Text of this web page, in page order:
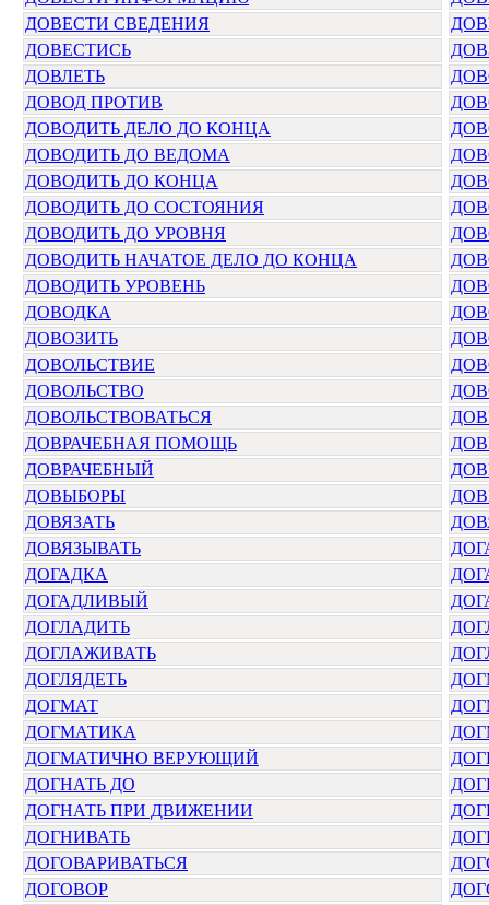
ДОВЕСТИ СВЕДЕНИЯ
ДОВЕСТИСЬ
ДОВЛЕТЬ
ДОВОД ПРОТИВ
ДОВОДИТЬ ДЕЛО ДО КОНЦА
ДОВОДИТЬ ДО ВЕДОМА
ДОВОДИТЬ ДО КОНЦА
ДОВОДИТЬ ДО СОСТОЯНИЯ
ДОВОДИТЬ ДО УРОВНЯ
ДОВОДИТЬ НАЧАТОЕ ДЕЛО ДО КОНЦА
ДОВОДИТЬ УРОВЕНЬ
ДОВОДКА
ДОВОЗИТЬ
ДОВОЛЬСТВИЕ
ДОВОЛЬСТВО
ДОВОЛЬСТВОВАТЬСЯ
ДОВРАЧЕБНАЯ ПОМОЩЬ
ДОВРАЧЕБНЫЙ
ДОВЫБОРЫ
ДОВЯЗАТЬ
ДОВЯЗЫВАТЬ
ДОГАДКА
ДОГАДЛИВЫЙ
ДОГЛАДИТЬ
ДОГЛАЖИВАТЬ
ДОГЛЯДЕТЬ
ДОГМАТ
ДОГМАТИКА
ДОГМАТИЧНО ВЕРУЮЩИЙ
ДОГНАТЬ ДО
ДОГНАТЬ ПРИ ДВИЖЕНИИ
ДОГНИВАТЬ
ДОГОВАРИВАТЬСЯ
ДОГОВОР